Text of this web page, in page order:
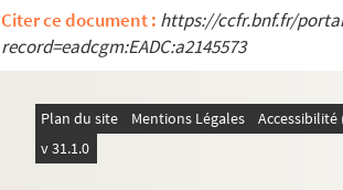
Citer ce document : https://ccfr.bnf.fr/
record=eadcgm:EADC:a2145573
Plan du site Mentions Légales
v 31.1.0